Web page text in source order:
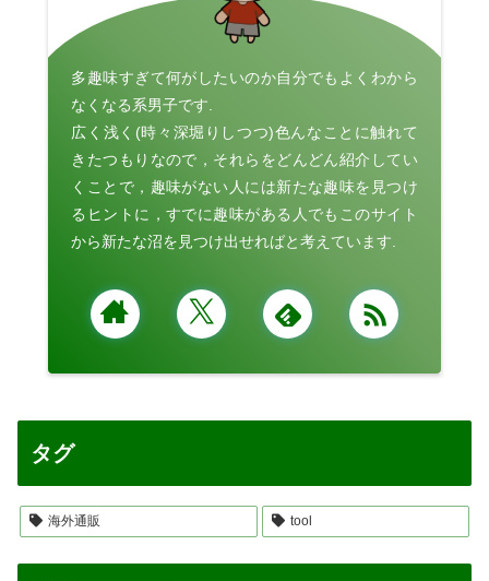
多趣味すぎて何がしたいのか自分でもよくわから
なくなる系男子です.
広く浅く(時々深堀りしつつ)色んなことに触れて
きたつもりなので，それらをどんどん紹介してい
くことで，趣味がない人には新たな趣味を見つけ
るヒントに，すでに趣味がある人でもこのサイト
から新たな沼を見つけ出せればと考えています.
タグ
海外通販 tool